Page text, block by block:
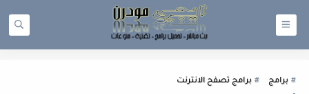
برامج برامج تصفح الانترنت